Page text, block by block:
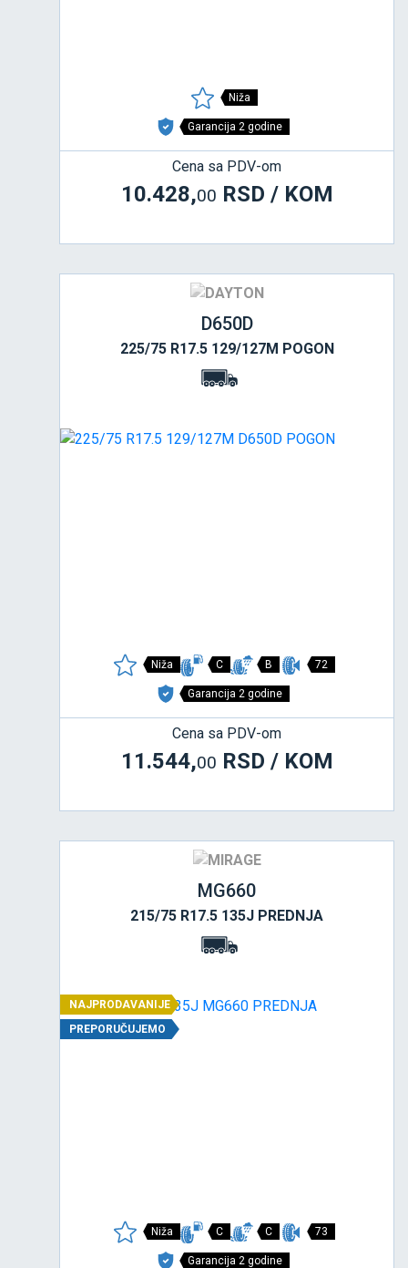
Niža
Garancija 2 godine
Cena sa PDV-om
10.428,00 RSD / KOM
D650D
225/75 R17.5 129/127M POGON
Niža C B 72
Garancija 2 godine
Cena sa PDV-om
11.544,00 RSD / KOM
MG660
215/75 R17.5 135J PREDNJA
NAJPRODAVANIJE
PREPORUČUJEMO
Niža C C 73
Garancija 2 godine